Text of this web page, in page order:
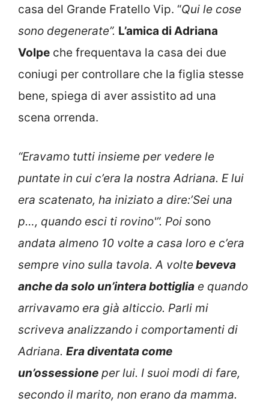
casa del Grande Fratello Vip. “Qui le cose
sono degenerate”. L’amica di Adriana
Volpe che frequentava la casa dei due
coniugi per controllare che la figlia stesse
bene, spiega di aver assistito ad una
scena orrenda.
“Eravamo tutti insieme per vedere le
puntate in cui c’era la nostra Adriana. E lui
era scatenato, ha iniziato a dire:’Sei una
p…, quando esci ti rovino'”. Poi sono
andata almeno 10 volte a casa loro e c’era
sempre vino sulla tavola. A voltebeveva
anche da solo un’intera bottiglia e quando
arrivavamo era già alticcio. Parli mi
scriveva analizzando i comportamenti di
Adriana. Era diventata come
un’ossessione per lui. I suoi modi di fare,
secondo il marito, non erano da mamma.